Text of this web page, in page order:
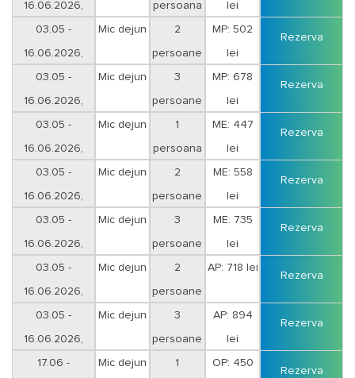
Brise are dreptul să refuze cazarea clienților însoțiți de animale de
companie sub sancțiunea anulării rezervării și a plății unei penalități,
echivalentul a 100% din valoarea intregului sejur rezervat; aceiași
sancțiune se aplică și în cazul în care se constată prezența în hotel a
animalelor sau păsărilor de companie după efectuarea cazării.
Tarifele afisate sunt valabile pentru sejur minim 3 nopti.
Taxa de statiune, 5 lei/zi/persoana cu varsta peste 18 ani, nu este
inclusa, aceasta se achita la receptie.
Conditii pentru rezervare: plata integrala sau avans 50%
confirmarea rezervariiiar diferenta se va achita cel tarziu cu 15 zile
inaintea inceperii sejurului.
Anularea rezervarii, oricand dupa data efectuarii rezervarii, se va
penaliza 50% din valoarea rezervarii efectuate.
Plata serviciilor
se va efectua astfel:
- numerar sau cu cardul la sediul agentiei;
- cu tichete de vacanta;
- in cont cu foaie de varsamant la o filiala CEC Bank sau Unicredit Bank
cu ajutorul facturii proforme;
- in cont cu ordin de plata cu ajutorul facturii proforme.
16.06.2026, persoana lei
03.05 -
16.06.2026,
Mic dejun 2
persoane
MP: 502
lei
Rezerva
03.05 -
16.06.2026,
Mic dejun 3
persoane
MP: 678
lei
Rezerva
03.05 -
16.06.2026,
Mic dejun 1
persoana
ME: 447
lei
Rezerva
03.05 -
16.06.2026,
Mic dejun 2
persoane
ME: 558
lei
Rezerva
03.05 -
16.06.2026,
Mic dejun 3
persoane
ME: 735
lei
Rezerva
03.05 -
16.06.2026,
Mic dejun 2
persoane
AP: 718 lei
Rezerva
03.05 -
16.06.2026,
Mic dejun 3
persoane
AP: 894
lei
Rezerva
17.06 - Mic dejun 1 OP: 450
Rezerva